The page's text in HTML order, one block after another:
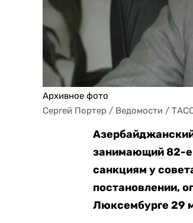
Архивное фото
Сергей Портер / Ведомости /
занимающий 82-е
санкциям у
постановлении,
Люксембурге 29